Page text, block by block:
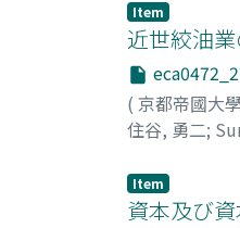
Item
近世絞油
( 京都帝國大
住谷, 勇二;
Item
資本及び